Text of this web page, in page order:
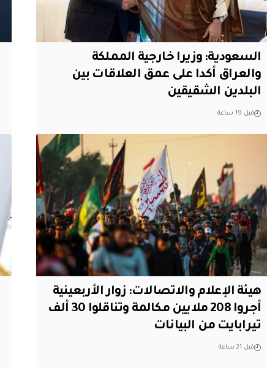
السعودية: وزيرا خارجية المملكة
والعراق أكدا على عمق العلاقات بين
البلدين الشقيقين
قبل 19 ساعة
هيئة الإعلام والاتصالات: زوار الأربعينية
أجروا 208 ملايين مكالمة وتناقلوا 30 ألف
تيرابايت من البيانات
قبل 21 ساعة